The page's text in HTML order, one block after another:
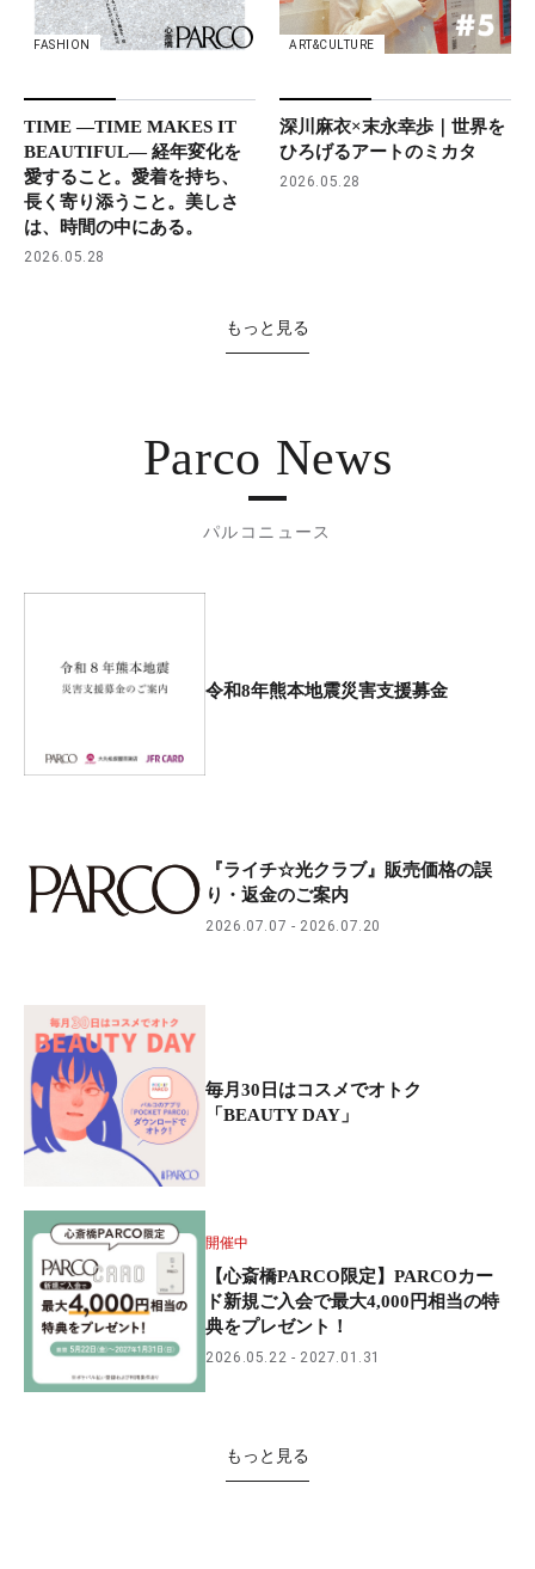
FASHION
TIME ―TIME MAKES IT
BEAUTIFUL― 経年変化を
愛すること。愛着を持ち、
長く寄り添うこと。美しさ
は、時間の中にある。
2026.05.28
ART&CULTURE
深川麻衣×末永幸歩｜世界を
ひろげるアートのミカタ
2026.05.28
もっと見る
Parco News
パルコニュース
令和8年熊本地震災害支援募金
『ライチ☆光クラブ』販売価格の誤
り・返金のご案内
2026.07.07 2026.07.20
毎月30日はコスメでオトク
「BEAUTY DAY」
開催中
【心斎橋PARCO限定】PARCOカー
ド新規ご入会で最大4,000円相当の特
典をプレゼント！
2026.05.22 2027.01.31
もっと見る